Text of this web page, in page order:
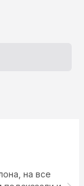
на все